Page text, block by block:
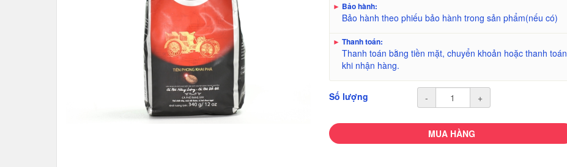
► Bảo hành:
Bảo hành theo phiếu bảo hành trong sản phẩm(nếu có)
► Thanh toán:
Thanh toán bằng tiền mặt, chuyển khoản hoặc thanh toán
khi nhận hàng.
Số lượng - +
MUA HÀNG